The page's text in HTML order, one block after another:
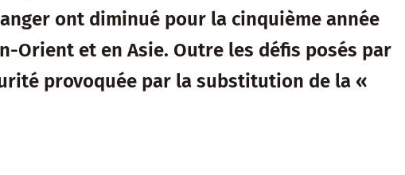
ont diminué pour la cinquième année
Orient et en Asie. Outre les défis posés par
provoquée par la substitution de la «